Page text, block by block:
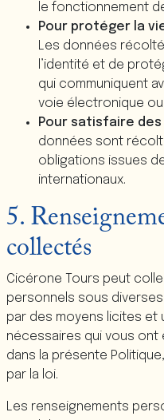
le fonctionnement
Pour protéger la
Les données
l’identité et de
qui communiquent
voie électronique
Pour satisfaire
données sont
obligations issues
internationaux.
5.
collectés
Cicérone Tours peut
personnels sous
par des moyens licites et
nécessaires qui vous ont
dans la présente
par la loi.
Les renseignements